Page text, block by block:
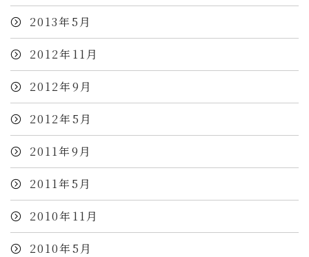
2013年5月
2012年11月
2012年9月
2012年5月
2011年9月
2011年5月
2010年11月
2010年5月